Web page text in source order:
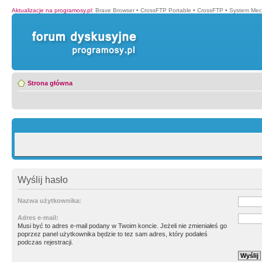
Aktualizacje na programosy.pl: Brave Browser • CrossFTP Portable • CrossFTP • System
Strona główna
Wyślij hasło
Nazwa użytkownika:
Adres e-mail:
Musi być to adres e-mail podany w Twoim koncie. Jeżeli nie zmieniałeś go
poprzez panel użytkownika będzie to tez sam adres, który podałeś
podczas rejestracji.